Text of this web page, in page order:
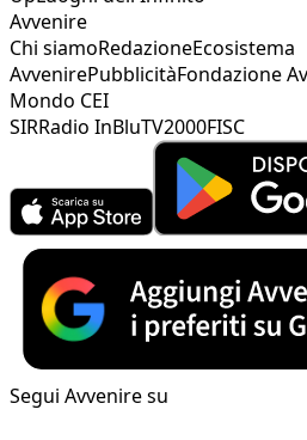
Avvenire
Chi siamoRedazioneEcosistema
AvvenirePubblicitàFondazione
Mondo CEI
SIRRadio InBluTV2000FISC
Segui Avvenire su